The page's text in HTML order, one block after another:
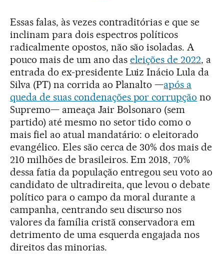
Essas falas, às vezes contraditórias e que se
inclinam para dois espectros políticos
radicalmente opostos, não são isoladas. A
pouco mais de um ano das eleições de 2022, a
entrada do ex-presidente Luiz Inácio Lula da
Silva (PT) na corrida ao Planalto —após a
queda de suas condenações por corrupção no
Supremo— ameaça Jair Bolsonaro (sem
partido) até mesmo no setor tido como o
mais fiel ao atual mandatário: o eleitorado
evangélico. Eles são cerca de 30% dos mais de
210 milhões de brasileiros. Em 2018, 70%
dessa fatia da população entregou seu voto ao
candidato de ultradireita, que levou o debate
político para o campo da moral durante a
campanha, centrando seu discurso nos
valores da família cristã conservadora em
detrimento de uma esquerda engajada nos
direitos das minorias.